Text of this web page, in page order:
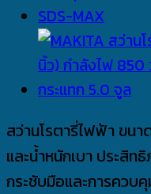
สว่านโรตารี่ไฟฟ้า ขน
และน้ำหนักเบา ประสิ
กระชับมือและการควบ